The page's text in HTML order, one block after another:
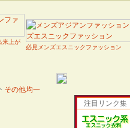
来上が
必見メンズエスニックファッション
その他均一
注目リンク集